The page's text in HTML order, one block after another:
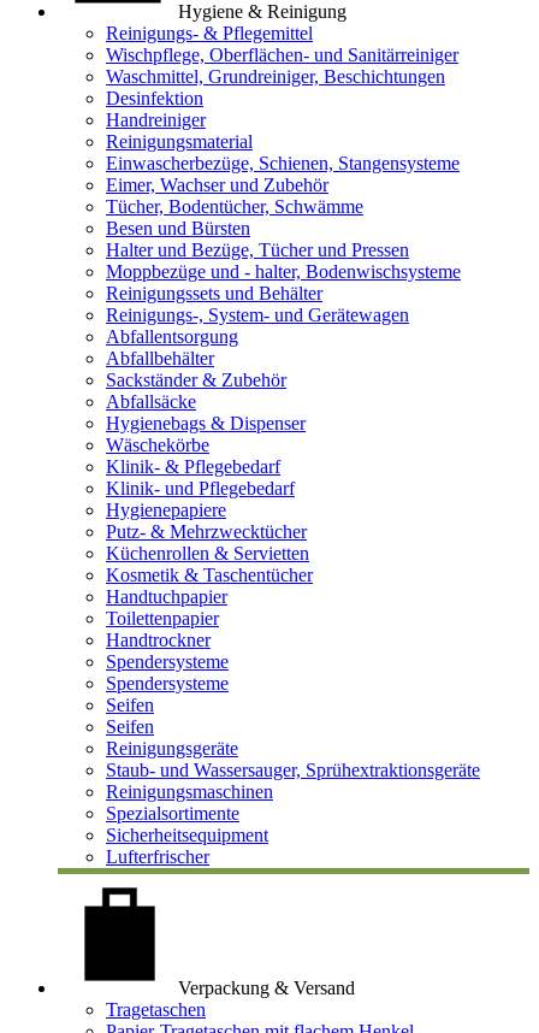
Hygiene & Reinigung
Reinigungs- & Pflegemittel
Wischpflege, Oberflächen- und Sanitärreiniger
Waschmittel, Grundreiniger, Beschichtungen
Desinfektion
Handreiniger
Reinigungsmaterial
Einwascherbezüge, Schienen, Stangensysteme
Eimer, Wachser und Zubehör
Tücher, Bodentücher, Schwämme
Besen und Bürsten
Halter und Bezüge, Tücher und Pressen
Moppbezüge und - halter, Bodenwischsysteme
Reinigungssets und Behälter
Reinigungs-, System- und Gerätewagen
Abfallentsorgung
Abfallbehälter
Sackständer & Zubehör
Abfallsäcke
Hygienebags & Dispenser
Wäschekörbe
Klinik- & Pflegebedarf
Klinik- und Pflegebedarf
Hygienepapiere
Putz- & Mehrzwecktücher
Küchenrollen & Servietten
Kosmetik & Taschentücher
Handtuchpapier
Toilettenpapier
Handtrockner
Spendersysteme
Spendersysteme
Seifen
Seifen
Reinigungsgeräte
Staub- und Wassersauger, Sprühextraktionsgeräte
Reinigungsmaschinen
Spezialsortimente
Sicherheitsequipment
Lufterfrischer
Verpackung & Versand
Tragetaschen